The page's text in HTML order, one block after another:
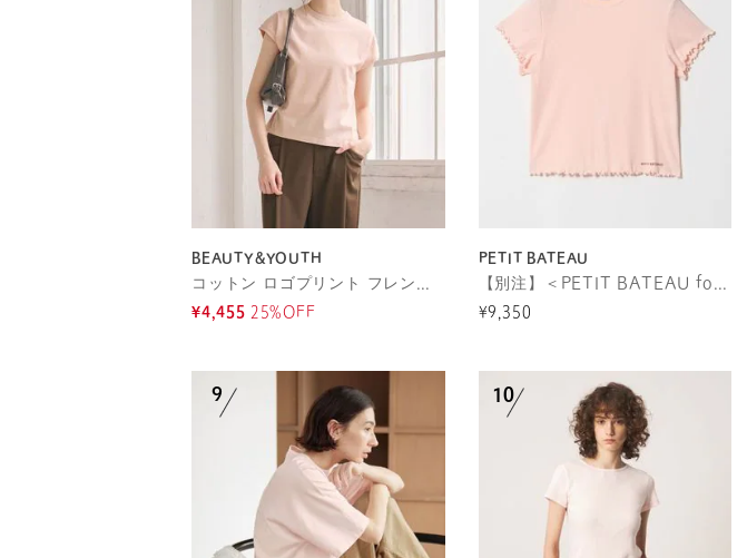
BEAUTY&YOUTH
コットン ロゴプリント フレンチスリーブ Tシャツ
¥4,455 25%OFF
PETIT BATEAU
【別注】＜PETIT BATEAU for 6＞メローロック Tシャツ
¥9,350